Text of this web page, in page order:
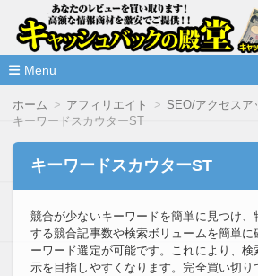
情報商材激安サイ
ュバックの殿堂
高額な情報商材をレビューを買い取る
Menu
ホーム アフィリエイト
SEO/アクセスア
キーワードスカウターST
キーワードスカウターST
競合が少ないキーワードを簡単に見つけ
する競合記事数や検索ボリュームを簡単に
ーワード選定が可能です。これにより、
示を目指しやすくなります。完全買い切り